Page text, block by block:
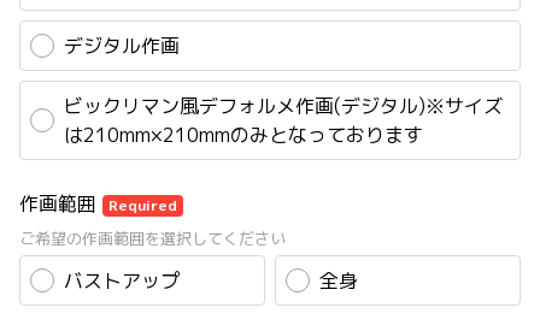
デジタル作画
ビックリマン風デフォルメ作画(デジタル)※サイズ
は210mm×210mmのみとなっております
作画範囲 Required
ご希望の作画範囲を選択してください
バストアップ 全身